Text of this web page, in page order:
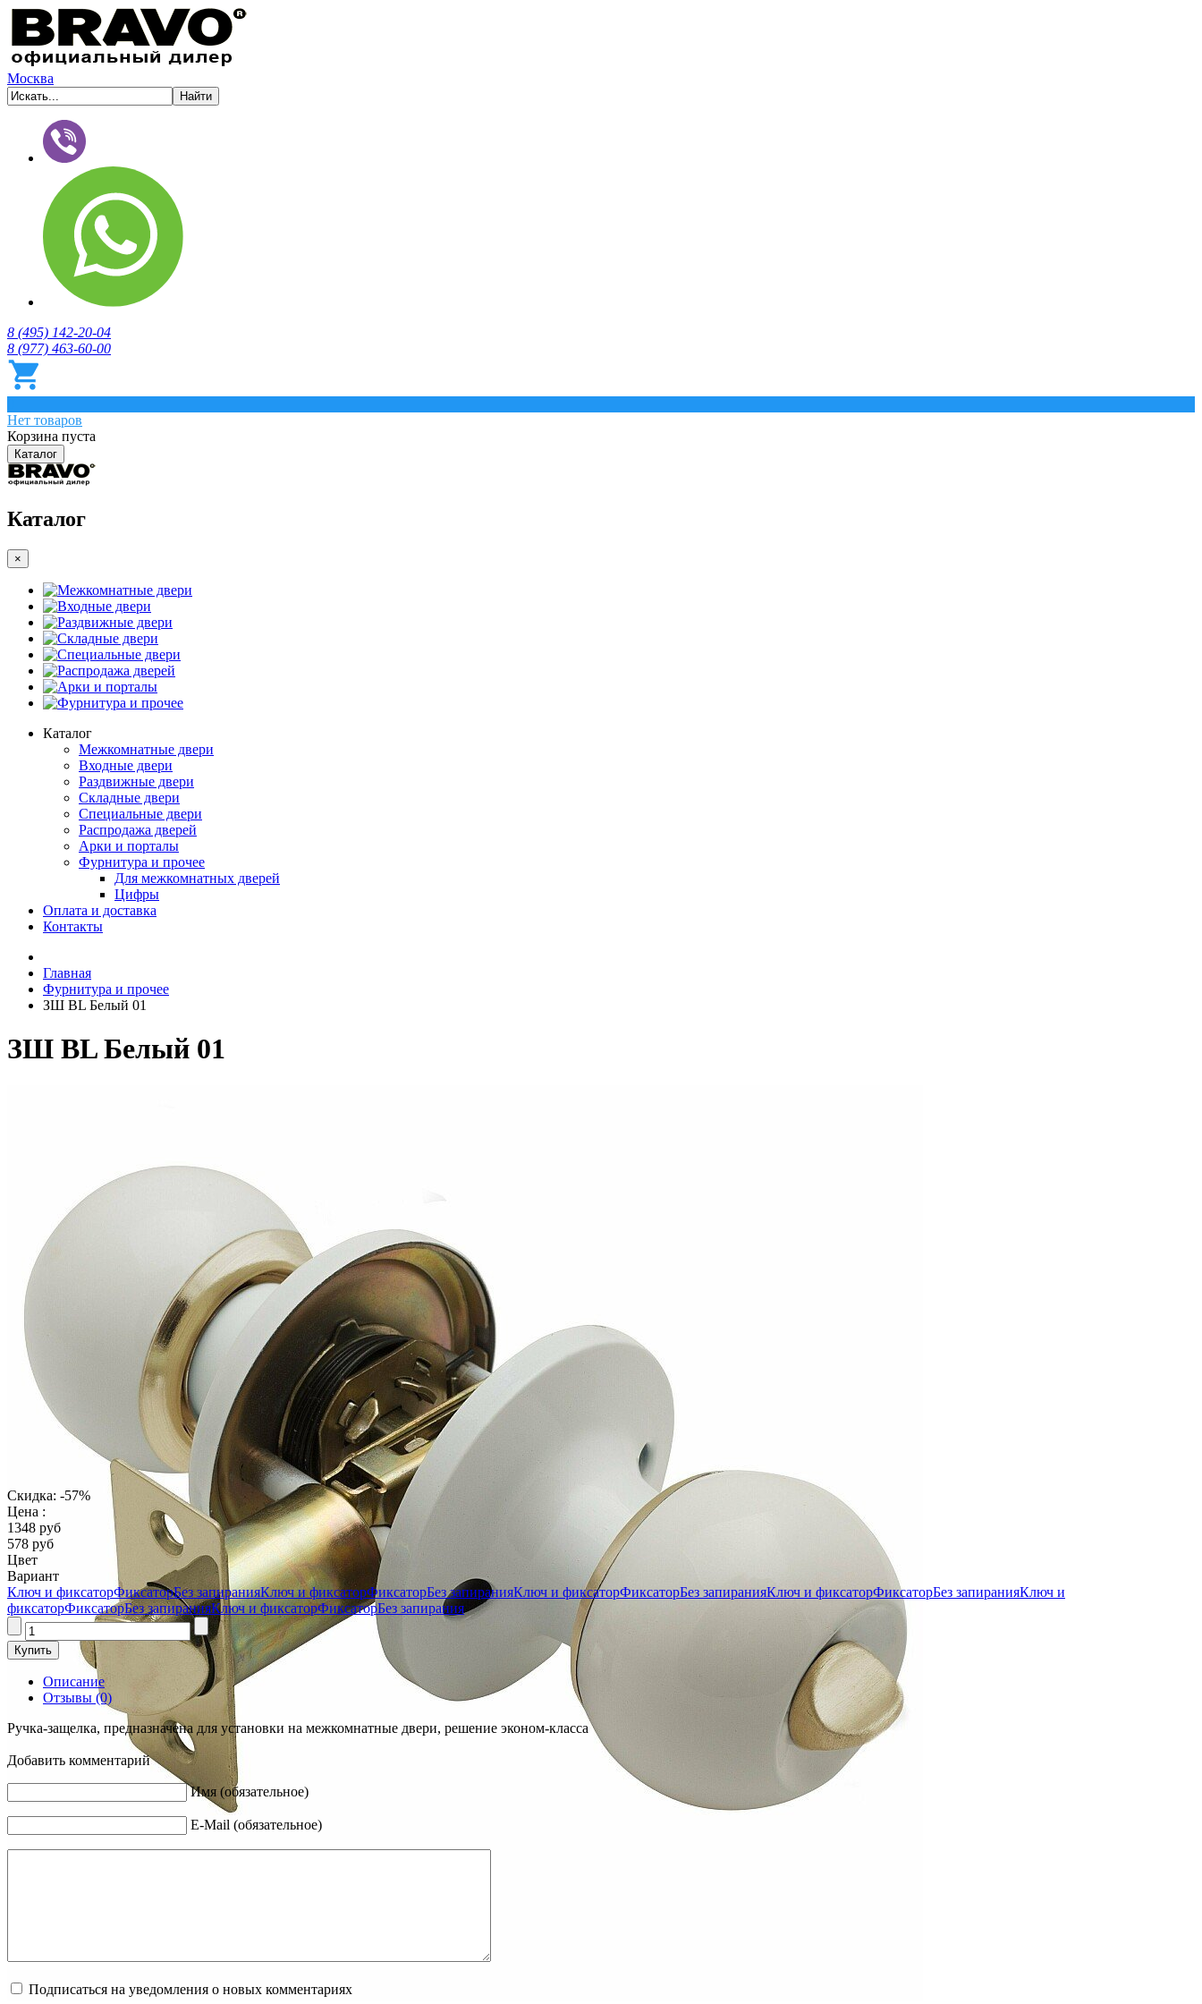
Москва
8 (495) 142-20-04
8 (977) 463-60-00
Нет товаров
Корзина пуста
Каталог
Каталог
×
Межкомнатные двери
Входные двери
Раздвижные двери
Складные двери
Специальные двери
Распродажа дверей
Арки и порталы
Фурнитура и прочее
Каталог
Межкомнатные двери
Входные двери
Раздвижные двери
Складные двери
Специальные двери
Распродажа дверей
Арки и порталы
Фурнитура и прочее
Для межкомнатных дверей
Цифры
Оплата и доставка
Контакты
Главная
Фурнитура и прочее
ЗШ BL Белый 01
ЗШ BL Белый 01
Скидка: -57%
Цена :
1348 руб
578 руб
Цвет
Вариант
Ключ и фиксаторФиксаторБез запиранияКлюч и фиксаторФиксаторБез запиранияКлюч и фиксаторФиксаторБез запиранияКлюч и фиксаторФиксаторБез запиранияКлюч и
фиксаторФиксаторБез запиранияКлюч и фиксаторФиксаторБез запирания
Описание
Отзывы (0)
Ручка-защелка, предназначена для установки на межкомнатные двери, решение эконом-класса
Добавить комментарий
Имя (обязательное)
E-Mail (обязательное)
Подписаться на уведомления о новых комментариях